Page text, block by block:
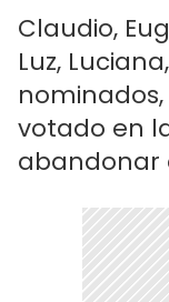
Claudio,
Luz,
votado en
abandonar